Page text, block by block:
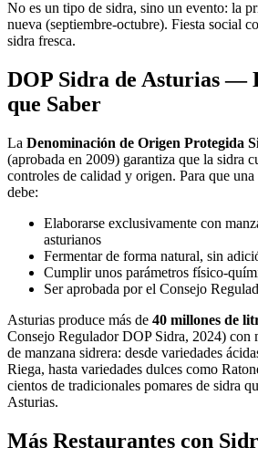
No es un tipo de sidra, sino un evento: la
nueva (septiembre-octubre). Fiesta social
sidra fresca.
DOP Sidra de Asturias —
que Saber
La Denominación de Origen Protegida
(aprobada en 2009) garantiza que la sidra
controles de calidad y origen. Para que
debe:
Elaborarse exclusivamente con
asturianos
Fermentar de forma natural, sin
Cumplir unos parámetros físico-
Ser aprobada por el Consejo
Asturias produce más de 40 millones de
Consejo Regulador DOP Sidra, 2024) con
de manzana sidrera: desde variedades
Riega, hasta variedades dulces como
cientos de tradicionales pomares de sidra
Asturias.
Más Restaurantes con